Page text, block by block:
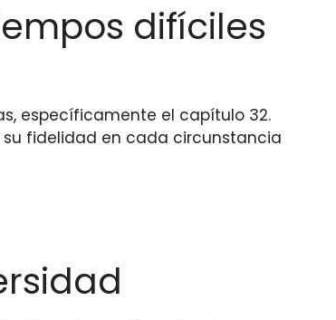
difíciles
específicamente el capítulo 32.
fidelidad en cada circunstancia